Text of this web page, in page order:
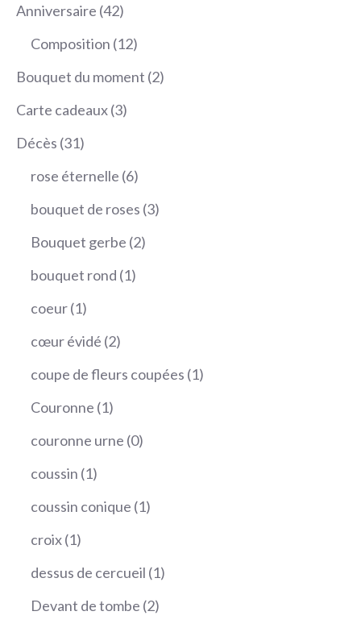
Anniversaire 4242
produits
Composition 1212
produits
Bouquet du moment 22
Carte cadeaux 33
Décès 3131
produits
rose éternelle 66
produits
bouquet de roses 33
Bouquet gerbe 22
bouquet rond 11
coeur 11
produit
cœur évidé 22
produits
coupe de fleurs coupées 11
Couronne 11
produit
couronne urne 00
coussin 11
produit
coussin conique 11
croix 11
produit
dessus de cercueil 11
Devant de tombe 22